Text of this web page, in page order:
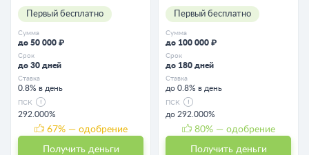
Первый бесплатно
Сумма
до 50 000 ₽
Срок
до 30 дней
Ставка
0.8% в день
ПСК
292.000%
67% — одобрение
Получить деньги
Первый бесплатно
Сумма
до 100 000 ₽
Срок
до 180 дней
Ставка
до 0.8% в день
ПСК
до 292.000%
80% — одобрение
Получить деньги